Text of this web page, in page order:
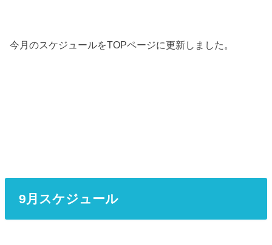
今月のスケジュールをTOPページに更新しました。
9月スケジュール